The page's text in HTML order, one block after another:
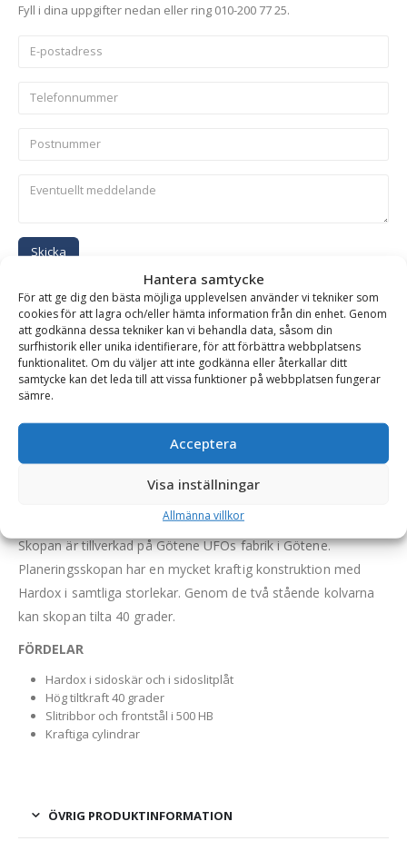
Hantera samtycke
För att ge dig den bästa möjliga upplevelsen använder vi tekniker som
cookies för att lagra och/eller hämta information från din enhet. Genom
att godkänna dessa tekniker kan vi behandla data, såsom din
surfhistorik eller unika identifierare, för att förbättra webbplatsens
funktionalitet. Om du väljer att inte godkänna eller återkallar ditt
samtycke kan det leda till att vissa funktioner på webbplatsen fungerar
sämre.
Acceptera
Visa inställningar
Allmänna villkor
Fyll i dina uppgifter nedan eller ring 010-200 77 25.
Skicka
Se alla produkter inom samma kategori
Hydrauliska Planeringsskopor
BESKRIVNING
Planeringsskopa HD – hydraulisk, fäste S3/B30, volym
2000 liter, bredd 2100 mm
Hydraulisk planeringsskopa i HD-utförande av högsta kvalitet.
Skopan är tillverkad på Götene UFOs fabrik i Götene.
Planeringsskopan har en mycket kraftig konstruktion med
Hardox i samtliga storlekar. Genom de två stående kolvarna
kan skopan tilta 40 grader.
FÖRDELAR
Hardox i sidoskär och i sidoslitplåt
Hög tiltkraft 40 grader
Slitribbor och frontstål i 500 HB
Kraftiga cylindrar
ÖVRIG PRODUKTINFORMATION